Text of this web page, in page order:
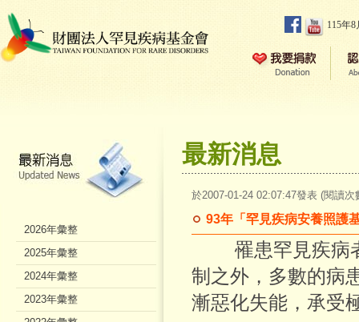
115年
最新消息
於2007-01-24 02:07:47發表 (閱讀次
93年「罕見疾病安養照護
罹患罕見疾病者
制之外，多數的病
漸惡化失能，承受
2026年彙整
2025年彙整
2024年彙整
2023年彙整